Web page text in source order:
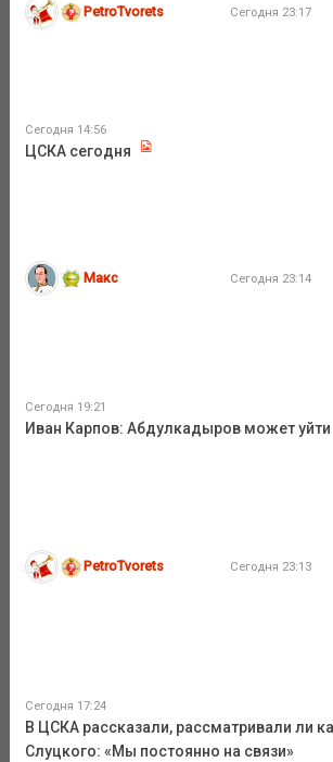
PetroTvorets Сегодня 23:17
Сегодня 14:56
ЦСКА сегодня
Макс Сегодня 23:14
Сегодня 19:21
Иван Карпов: Абдулкадыров может
PetroTvorets Сегодня 23:13
Сегодня 17:24
В ЦСКА рассказали, рассматривали ли
Слуцкого: «Мы постоянно на связи»